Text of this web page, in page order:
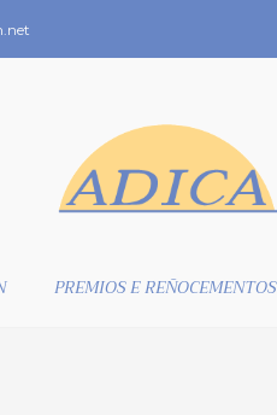
PREMIOS E REÑOCEMENTOS